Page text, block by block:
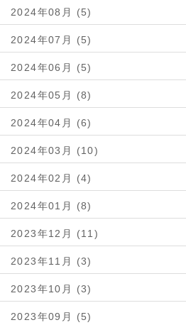
2024年08月 (5)
2024年07月 (5)
2024年06月 (5)
2024年05月 (8)
2024年04月 (6)
2024年03月 (10)
2024年02月 (4)
2024年01月 (8)
2023年12月 (11)
2023年11月 (3)
2023年10月 (3)
2023年09月 (5)